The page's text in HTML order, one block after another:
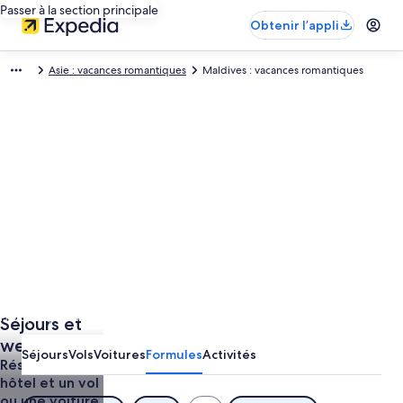
Passer à la section principale
Obtenir l’appli
Asie : vacances romantiques Maldives : vacances romantiques
Photo prise par Maldives Tourism Promotion Board
de
droits
Séjours et
week-ends
en
romantiques
Réservez un
hôtel et un vol
SéjoursVolsVoituresFormulesActivités